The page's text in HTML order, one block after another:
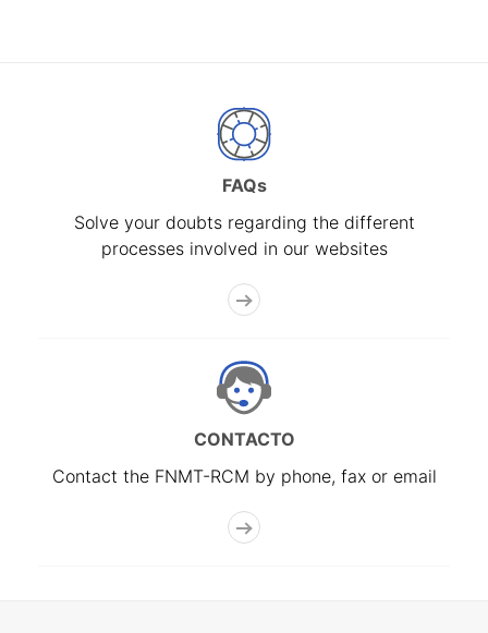
FAQs
Solve your doubts regarding the different
processes involved in our websites
CONTACTO
Contact the FNMT-RCM by phone, fax or email